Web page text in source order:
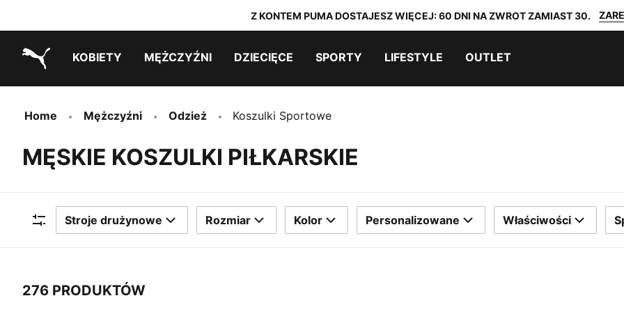
Z KONTEM PUMA DOSTAJESZ WIĘCEJ: 60 DNI NA ZWROT ZAMIAST 30.
KOBIETY MĘŻCZYŹNI DZIECIĘCE SPORTY LIFESTYLE OUTLET
Home Mężczyźni Odzież Koszulki Sportowe
MĘSKIE KOSZULKI PIŁKARSKIE
Filtry
Stroje drużynowe Rozmiar Kolor Personalizowane Właściwości
276 PRODUKTÓW